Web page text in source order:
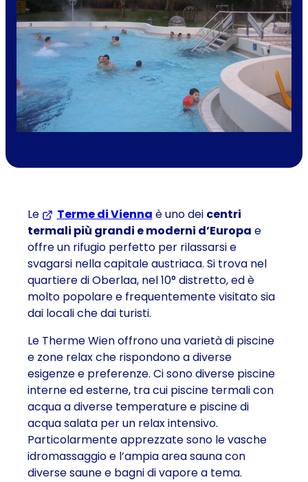
Le Terme di Vienna (Si apre in una nuova
è uno dei centri
termali più grandi e moderni d’Europa e
offre un rifugio perfetto per rilassarsi e
svagarsi nella capitale austriaca. Si trova nel
quartiere di Oberlaa, nel 10° distretto, ed è
molto popolare e frequentemente visitato sia
dai locali che dai turisti.
Le Therme Wien offrono una varietà di piscine
e zone relax che rispondono a diverse
esigenze e preferenze. Ci sono diverse piscine
interne ed esterne, tra cui piscine termali con
acqua a diverse temperature e piscine di
acqua salata per un relax intensivo.
Particolarmente apprezzate sono le vasche
idromassaggio e l’ampia area sauna con
diverse saune e bagni di vapore a tema.